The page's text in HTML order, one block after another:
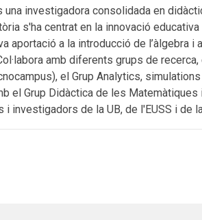
una investigadora consolidada en
s'ha centrat en la innovació
aportació a la introducció de l’àlgebra
amb diferents grups de
el Grup Analytics,
el Grup Didàctica de les
i investigadors de la UB, de l'EUSS i de